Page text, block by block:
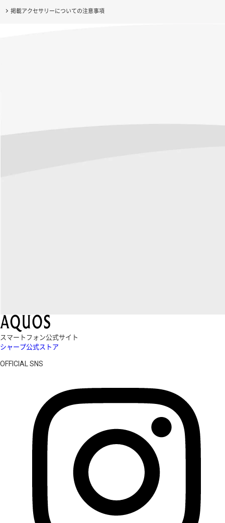
掲載アクセサリーについての注意事項
スマートフォン公式サイト
シャープ公式ストア
OFFICIAL SNS